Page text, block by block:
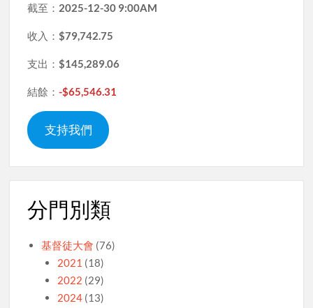
截至： 2025-12-30 9:00AM
收入：$79,742.75
支出：$145,289.06
結餘：-$65,546.31
支持我們
分門別類
基督徒大會 (76)
2021 (18)
2022 (29)
2024(13)